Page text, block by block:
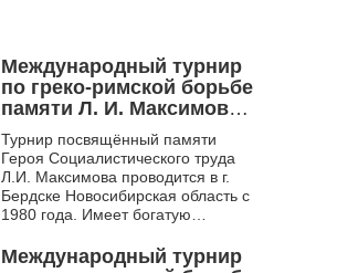
Международный турнир
по греко-римской борьбе
памяти Л. И. Максимова.
Бердск. 1995
Турнир посвящённый памяти
Героя Социалистического труда
Л.И. Максимова проводится в г.
Бердске Новосибирская область с
1980 года. Имеет богатую
борцы начинали свой
Международный турнир